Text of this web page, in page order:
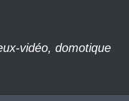
vidéo, domotique